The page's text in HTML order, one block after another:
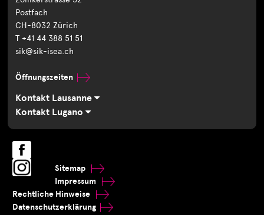
Postfach
CH-8032 Zürich
T +41 44 388 51 51
sik@sik-isea.ch
Öffnungszeiten
Kontakt Lausanne
Kontakt Lugano
Sitemap
Impressum
Rechtliche Hinweise
Datenschutzerklärung